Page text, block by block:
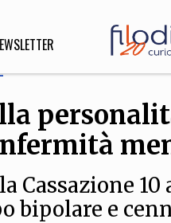
Cassazione 10
bipolare e